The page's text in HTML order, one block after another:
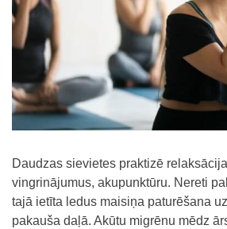
Daudzas sievietes praktizē relaksācij
vingrinājumus, akupunktūru. Nereti
tajā ietīta ledus maisiņa paturēšana
pakauša daļā. Akūtu migrēnu mēdz